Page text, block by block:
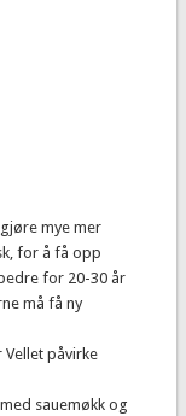
mye mer
for å få opp
for 20-30 år
må få ny
Vellet påvirke
sauemøkk og